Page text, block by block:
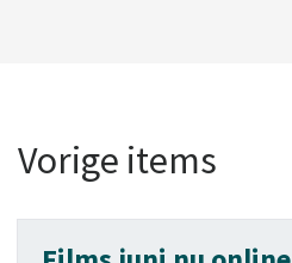
Vorige items